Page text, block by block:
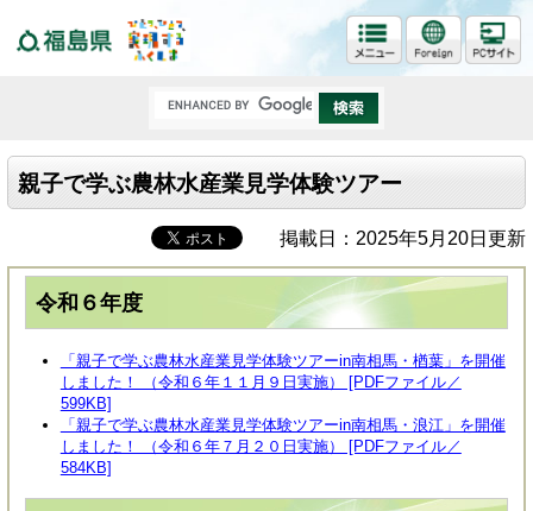
親子で学ぶ農林水産業見学体験ツアー
掲載日：2025年5月20日更新
令和６年度
「親子で学ぶ農林水産業見学体験ツアーin南相馬・楢葉」を開催
しました！ （令和６年１１月９日実施） [PDFファイル／
599KB]
「親子で学ぶ農林水産業見学体験ツアーin南相馬・浪江」を開催
しました！ （令和６年７月２０日実施） [PDFファイル／
584KB]